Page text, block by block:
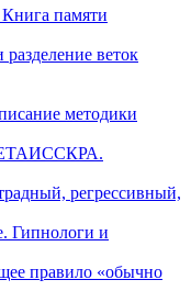
памяти
веток
методики
регрессивный,
Гипнологи и
правило «обычно